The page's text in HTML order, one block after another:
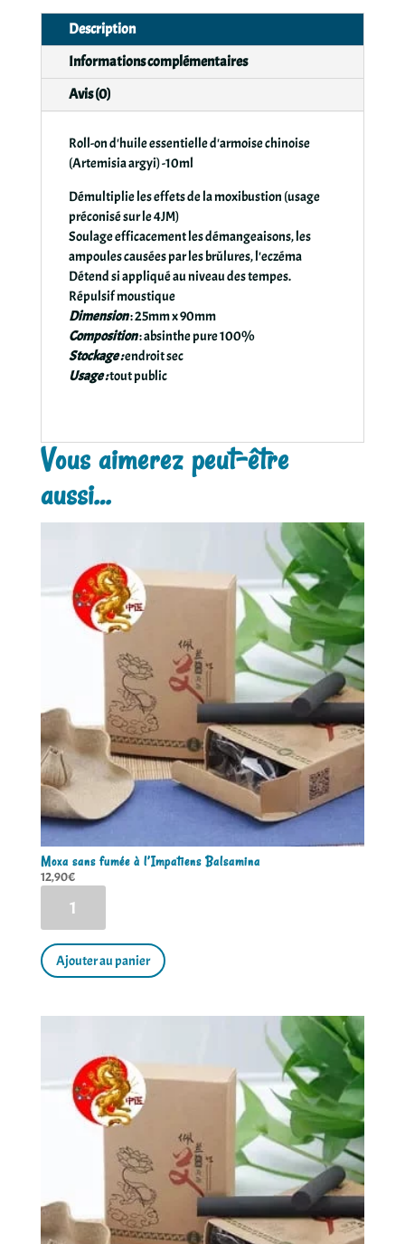
Description
Informations complémentaires
Avis (0)
Roll-on d'huile essentielle d'armoise chinoise
(Artemisia argyi) -10ml
Démultiplie les effets de la moxibustion (usage
préconisé sur le 4JM)
Soulage efficacement les démangeaisons, les
ampoules causées par les brûlures, l'eczéma
Détend si appliqué au niveau des tempes.
Répulsif moustique
Dimension: 25mm x 90mm
Composition: absinthe pure 100%
Stockage :endroit sec
Usage :tout public
Vous aimerez peut-être
aussi…
Moxa sans fumée à l’Impatiens Balsamina
12,90€
Moxa
sans
fumée
à
Ajouter au panier